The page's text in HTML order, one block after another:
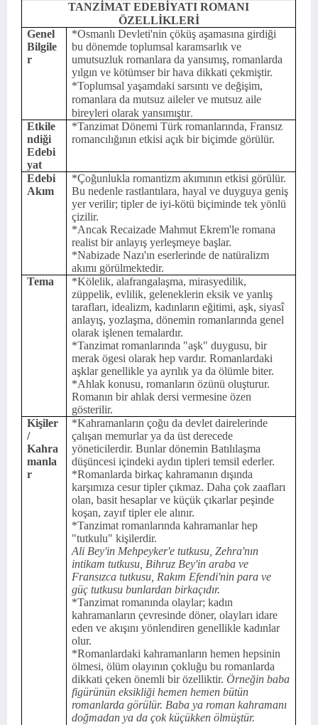
TANZİMAT EDEBİYATI ROMANI
ÖZELLİKLERİ
Genel
Bilgile
r
*Osmanlı Devleti'nin çöküş aşamasına girdiği
bu dönemde toplumsal karamsarlık ve
umutsuzluk romanlara da yansımış, romanlarda
yılgın ve kötümser bir hava dikkati çekmiştir.
*Toplumsal yaşamdaki sarsıntı ve değişim,
romanlara da mutsuz aileler ve mutsuz aile
bireyleri olarak yansımıştır.
Etkile
ndiği
Edebi
yat
*Tanzimat Dönemi Türk romanlarında, Fransız
romancılığının etkisi açık bir biçimde görülür.
Edebi
Akım
*Çoğunlukla romantizm akımının etkisi görülür.
Bu nedenle rastlantılara, hayal ve duyguya geniş
yer verilir; tipler de iyi-kötü biçiminde tek yönlü
çizilir.
*Ancak Recaizade Mahmut Ekrem'le romana
realist bir anlayış yerleşmeye başlar.
*Nabizade Nazı'ın eserlerinde de natüralizm
akımı görülmektedir.
Tema
*Kölelik, alafrangalaşma, mirasyedilik,
züppelik, evlilik, geleneklerin eksik ve yanlış
tarafları, idealizm, kadınların eğitimi, aşk, siyasî
anlayış, yozlaşma, dönemin romanlarında genel
olarak işlenen temalardır.
*Tanzimat romanlarında "aşk" duygusu, bir
merak ögesi olarak hep vardır. Romanlardaki
aşklar genellikle ya ayrılık ya da ölümle biter.
*Ahlak konusu, romanların özünü oluşturur.
Romanın bir ahlak dersi vermesine özen
gösterilir.
Kişiler
/
Kahra
manla
r
*Kahramanların çoğu da devlet dairelerinde
çalışan memurlar ya da üst derecede
yöneticilerdir. Bunlar dönemin Batılılaşma
düşüncesi içindeki aydın tipleri temsil ederler.
*Romanlarda birkaç kahramanın dışında
karşımıza cesur tipler çıkmaz. Daha çok zaafları
olan, basit hesaplar ve küçük çıkarlar peşinde
koşan, zayıf tipler ele alınır.
*Tanzimat romanlarında kahramanlar hep
"tutkulu" kişilerdir.
Ali Bey'in Mehpeyker'e tutkusu, Zehra'nın
intikam tutkusu, Bihruz Bey'in araba ve
Fransızca tutkusu, Rakım Efendi'nin para ve
güç tutkusu bunlardan birkaçıdır.
*Tanzimat romanında olaylar; kadın
kahramanların çevresinde döner, olayları idare
eden ve akışını yönlendiren genellikle kadınlar
olur.
*Romanlardaki kahramanların hemen hepsinin
ölmesi, ölüm olayının çokluğu bu romanlarda
dikkati çeken önemli bir özelliktir.Örneğin baba
figürünün eksikliği hemen hemen bütün
romanlarda görülür. Baba ya roman kahramanı
doğmadan ya da çok küçükken ölmüştür.